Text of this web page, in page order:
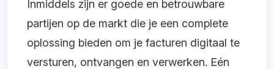
Inmiddels zijn er goede en betrouwbare
partijen op de markt die je een complete
oplossing bieden om je facturen digitaal te
versturen, ontvangen en verwerken. Eén